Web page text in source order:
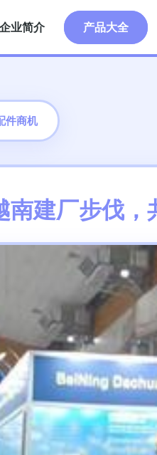
企业简介 产品大全
件商机
建厂步伐，